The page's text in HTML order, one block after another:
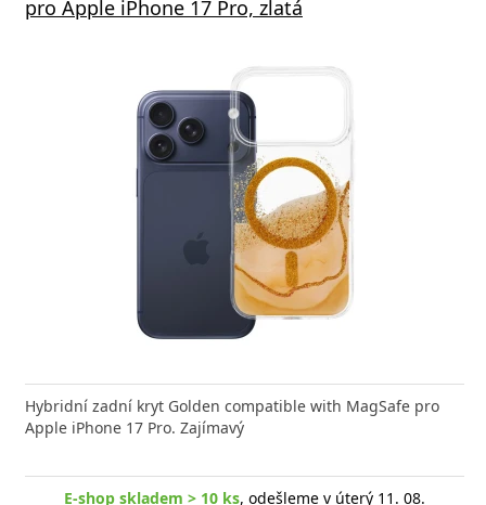
pro Apple iPhone 17 Pro, zlatá
Hybridní zadní kryt Golden compatible with MagSafe pro
Apple iPhone 17 Pro. Zajímavý
E-shop skladem > 10 ks, odešleme v úterý 11. 08.
Rapid Charge, bílá
FIXED zajistí rychlé a bezpečné nabíjení
moderního smartphonu,